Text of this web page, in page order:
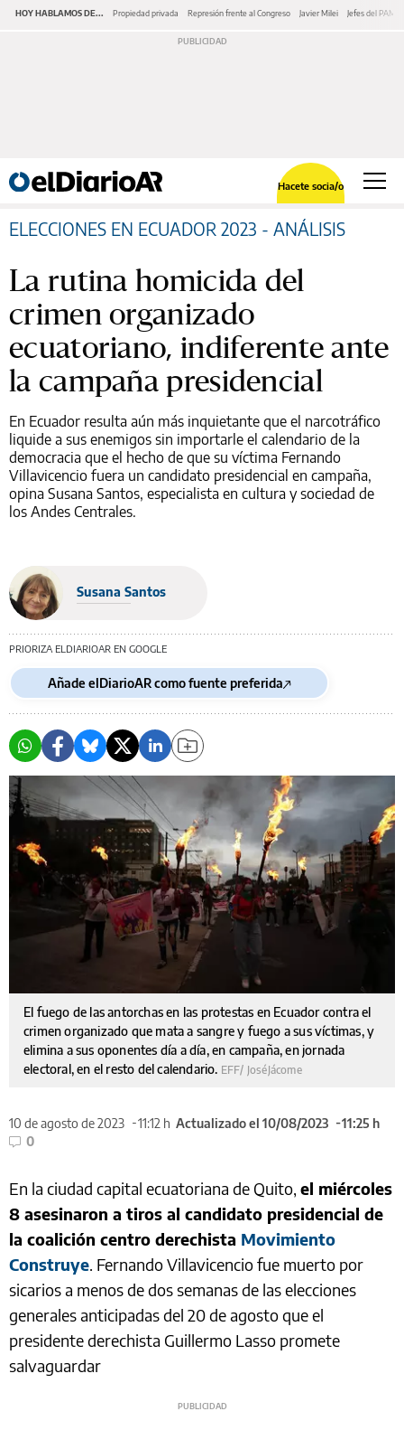
HOY HABLAMOS DE... Propiedad privada Represión frente al Congreso Javier Milei Jefes del PAMI
Hacete socia/o
ELECCIONES EN ECUADOR 2023 - ANÁLISIS
La rutina homicida del
crimen organizado
ecuatoriano, indiferente ante
la campaña presidencial
En Ecuador resulta aún más inquietante que el narcotráfico
liquide a sus enemigos sin importarle el calendario de la
democracia que el hecho de que su víctima Fernando
Villavicencio fuera un candidato presidencial en campaña,
opina Susana Santos, especialista en cultura y sociedad de
los Andes Centrales.
Susana Santos
PRIORIZA ELDIARIOAR EN GOOGLE
Añade elDiarioAR como fuente preferida
El fuego de las antorchas en las protestas en Ecuador contra el
crimen organizado que mata a sangre y fuego a sus víctimas, y
elimina a sus oponentes día a día, en campaña, en jornada
electoral, en el resto del calendario. EFF/ JoséJácome
10 de agosto de 2023 11:12 h Actualizado el 10/08/2023
11:25 h
0
En la ciudad capital ecuatoriana de Quito, el miércoles
8 asesinaron a tiros al candidato presidencial de
la coalición centro derechista Movimiento
Construye. Fernando Villavicencio fue muerto por
sicarios a menos de dos semanas de las elecciones
generales anticipadas del 20 de agosto que el
presidente derechista Guillermo Lasso promete
salvaguardar